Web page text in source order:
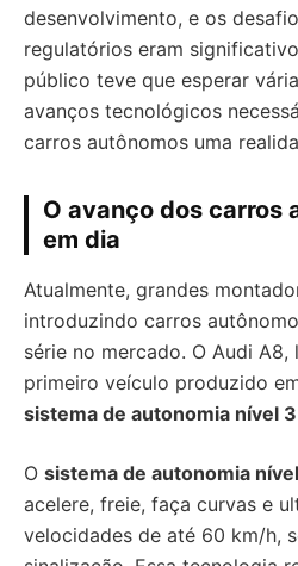
desenvolvimento, e os
regulatórios eram
público teve que esperar
avanços tecnológicos
carros autônomos uma
O avanço dos carros
em dia
Atualmente, grandes
introduzindo carros
série no mercado. O Audi A8,
primeiro veículo produzido
sistema de autonomia nível 3
O sistema de autonomia
acelere, freie, faça curvas e
velocidades de até 60 km/h,